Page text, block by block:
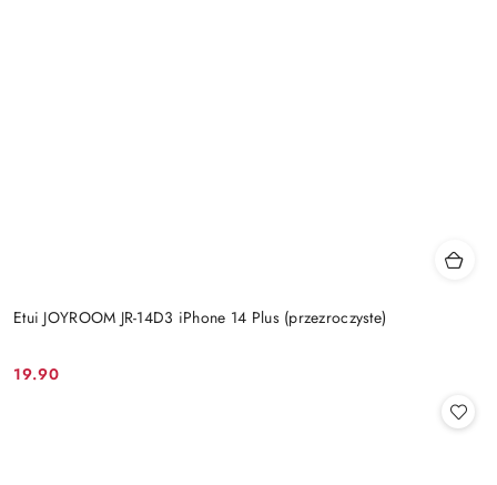
Etui JOYROOM JR-14D3 iPhone 14 Plus (przezroczyste)
Cena:
19.90